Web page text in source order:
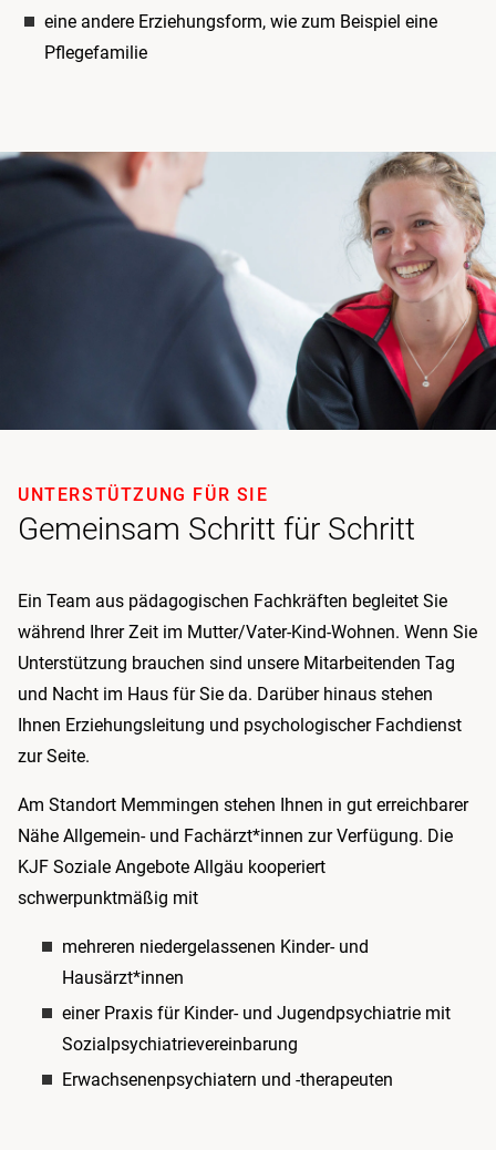
eine andere Erziehungsform, wie zum Beispiel eine
Pflegefamilie
Gemeinsam Schritt für Schritt
UNTERSTÜTZUNG FÜR SIE
Ein Team aus pädagogischen Fachkräften begleitet Sie
während Ihrer Zeit im Mutter/Vater-Kind-Wohnen. Wenn Sie
Unterstützung brauchen sind unsere Mitarbeitenden Tag
und Nacht im Haus für Sie da. Darüber hinaus stehen
Ihnen Erziehungsleitung und psychologischer Fachdienst
zur Seite.
Am Standort Memmingen stehen Ihnen in gut erreichbarer
Nähe Allgemein- und Fachärzt*innen zur Verfügung. Die
KJF Soziale Angebote Allgäu kooperiert
schwerpunktmäßig mit
mehreren niedergelassenen Kinder- und
Hausärzt*innen
einer Praxis für Kinder- und Jugendpsychiatrie mit
Sozialpsychiatrievereinbarung
Erwachsenenpsychiatern und -therapeuten